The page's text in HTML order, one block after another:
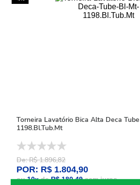
Torneira Lavatório Bica Alta Deca
1198.Bl.Tub.Mt
De: R$ 1.896,82
POR: R$ 1.804,90
ou10xdeR$ 180,49sem juros